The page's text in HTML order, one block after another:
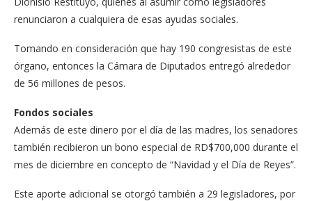
renunciaron a cualquiera de esas ayudas sociales.
Tomando en considera­ción que hay 190 congresis­tas de este
órgano, enton­ces la Cámara de Diputados entregó alrededor
de 56 millones de pesos.
Fondos sociales
Además de este dinero por el día de las madres, los se­nadores
también recibie­ron un bono especial de RD$700,000 durante el
mes de diciembre en con­cepto de “Navidad y el Día de Reyes”.
Este aporte adicional se otorgó también a 29 legisla­dores, por